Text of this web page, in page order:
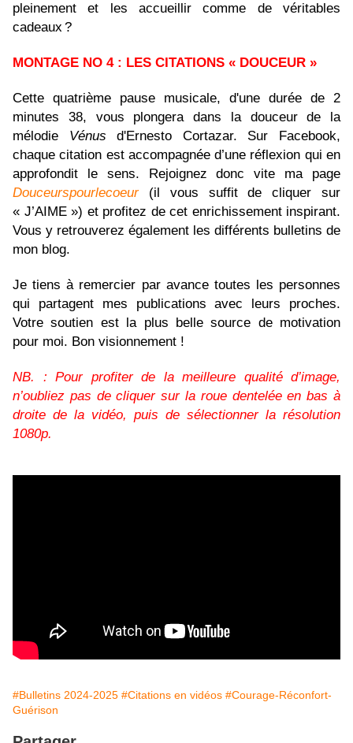
pleinement et les accueillir comme de véritables
cadeaux ?
MONTAGE NO 4 : LES CITATIONS « DOUCEUR »
Cette quatrième pause musicale, d'une durée de 2
minutes 38, vous plongera dans la douceur de la
mélodie Vénus d'Ernesto Cortazar. Sur Facebook,
chaque citation est accompagnée d’une réflexion qui en
approfondit le sens. Rejoignez donc vite ma page
Douceurspourlecoeur(il vous suffit de cliquer sur
« J’AIME ») et profitez de cet enrichissement inspirant.
Vous y retrouverez également les différents bulletins de
mon blog.
Je tiens à remercier par avance toutes les personnes
qui partagent mes publications avec leurs proches.
Votre soutien est la plus belle source de motivation
pour moi. Bon visionnement !
NB. : Pour profiter de la meilleure qualité d’image,
n’oubliez pas de cliquer sur la roue dentelée en bas à
droite de la vidéo, puis de sélectionner la résolution
1080p.
#Bulletins 2024-2025 #Citations en vidéos #Courage-Réconfort-
Guérison